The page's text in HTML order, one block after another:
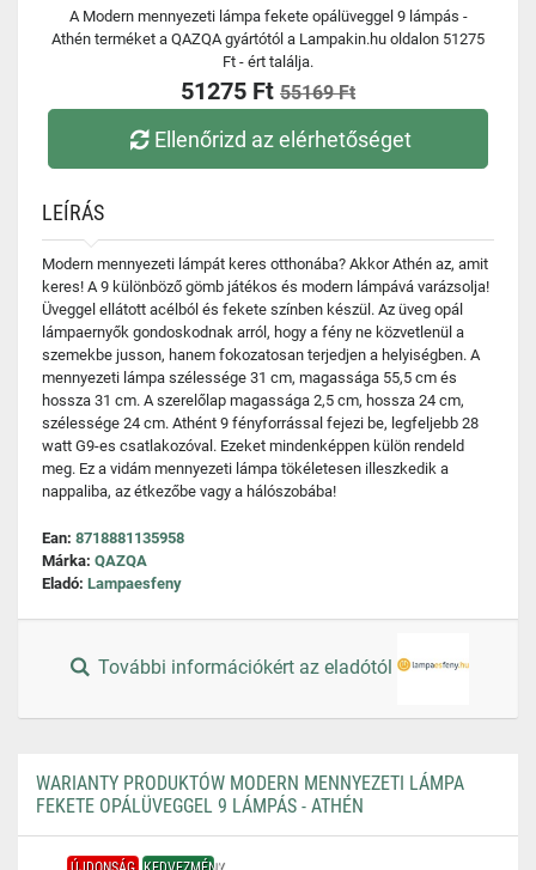
A Modern mennyezeti lámpa fekete opálüveggel 9 lámpás -
Athén terméket a QAZQA gyártótól a Lampakin.hu oldalon 51275
Ft - ért találja.
51275 Ft 55169 Ft
Ellenőrizd az elérhetőséget
LEÍRÁS
Modern mennyezeti lámpát keres otthonába? Akkor Athén az, amit
keres! A 9 különböző gömb játékos és modern lámpává varázsolja!
Üveggel ellátott acélból és fekete színben készül. Az üveg opál
lámpaernyők gondoskodnak arról, hogy a fény ne közvetlenül a
szemekbe jusson, hanem fokozatosan terjedjen a helyiségben. A
mennyezeti lámpa szélessége 31 cm, magassága 55,5 cm és
hossza 31 cm. A szerelőlap magassága 2,5 cm, hossza 24 cm,
szélessége 24 cm. Athént 9 fényforrással fejezi be, legfeljebb 28
watt G9-es csatlakozóval. Ezeket mindenképpen külön rendeld
meg. Ez a vidám mennyezeti lámpa tökéletesen illeszkedik a
nappaliba, az étkezőbe vagy a hálószobába!
Ean: 8718881135958
Márka: QAZQA
Eladó: Lampaesfeny
További információkért az eladótól
WARIANTY PRODUKTÓW MODERN MENNYEZETI LÁMPA
FEKETE OPÁLÜVEGGEL 9 LÁMPÁS - ATHÉN